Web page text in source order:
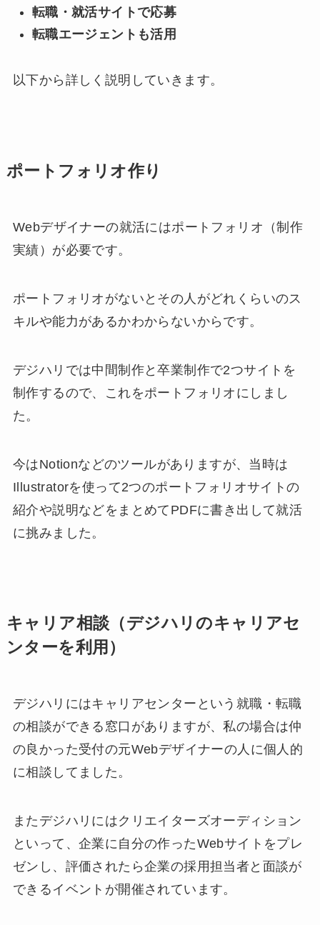
転職・就活サイトで応募
転職エージェントも活用
以下から詳しく説明していきます。
ポートフォリオ作り
Webデザイナーの就活にはポートフォリオ（制作
実績）が必要です。
ポートフォリオがないとその人がどれくらいのス
キルや能力があるかわからないからです。
デジハリでは中間制作と卒業制作で2つサイトを
制作するので、これをポートフォリオにしまし
た。
今はNotionなどのツールがありますが、当時は
Illustratorを使って2つのポートフォリオサイトの
紹介や説明などをまとめてPDFに書き出して就活
に挑みました。
キャリア相談（デジハリのキャリアセ
ンターを利用）
デジハリにはキャリアセンターという就職・転職
の相談ができる窓口がありますが、私の場合は仲
の良かった受付の元Webデザイナーの人に個人的
に相談してました。
またデジハリにはクリエイターズオーディション
といって、企業に自分の作ったWebサイトをプレ
ゼンし、評価されたら企業の採用担当者と面談が
できるイベントが開催されています。